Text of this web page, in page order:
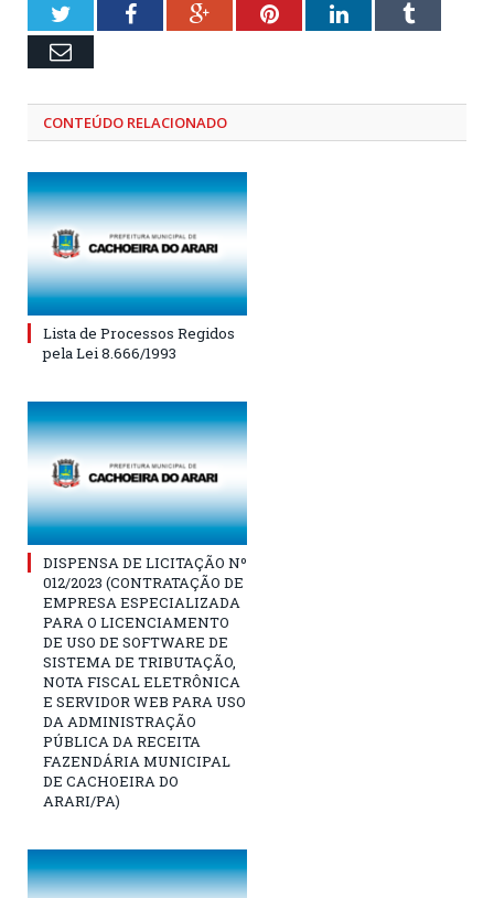
TwitterFacebookGoogle+PinterestLinkedInTumblr
Email
CONTEÚDO RELACIONADO
Lista de Processos Regidos
pela Lei 8.666/1993
DISPENSA DE LICITAÇÃO Nº
012/2023 (CONTRATAÇÃO DE
EMPRESA ESPECIALIZADA
PARA O LICENCIAMENTO
DE USO DE SOFTWARE DE
SISTEMA DE TRIBUTAÇÃO,
NOTA FISCAL ELETRÔNICA
E SERVIDOR WEB PARA USO
DA ADMINISTRAÇÃO
PÚBLICA DA RECEITA
FAZENDÁRIA MUNICIPAL
DE CACHOEIRA DO
ARARI/PA)